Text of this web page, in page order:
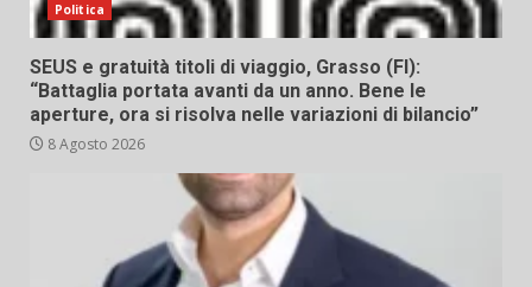
Politica
SEUS e gratuità titoli di viaggio, Grasso (FI):
“Battaglia portata avanti da un anno. Bene le
aperture, ora si risolva nelle variazioni di bilancio”
8 Agosto 2026